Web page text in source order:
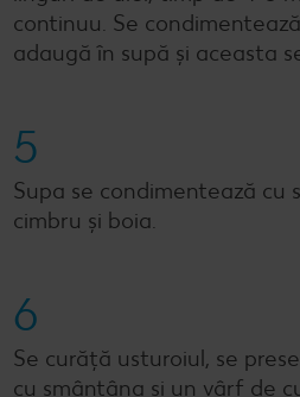
continuu. Se
adaugă în supă și aceasta
5
Supa se condimentează cu
cimbru și boia.
6
Se curăță usturoiul, se
cu smântâna și un vârf de